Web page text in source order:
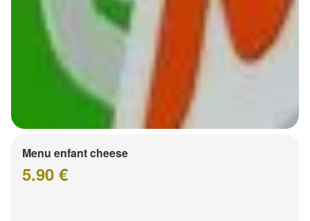
Menu enfant cheese
5.90 €